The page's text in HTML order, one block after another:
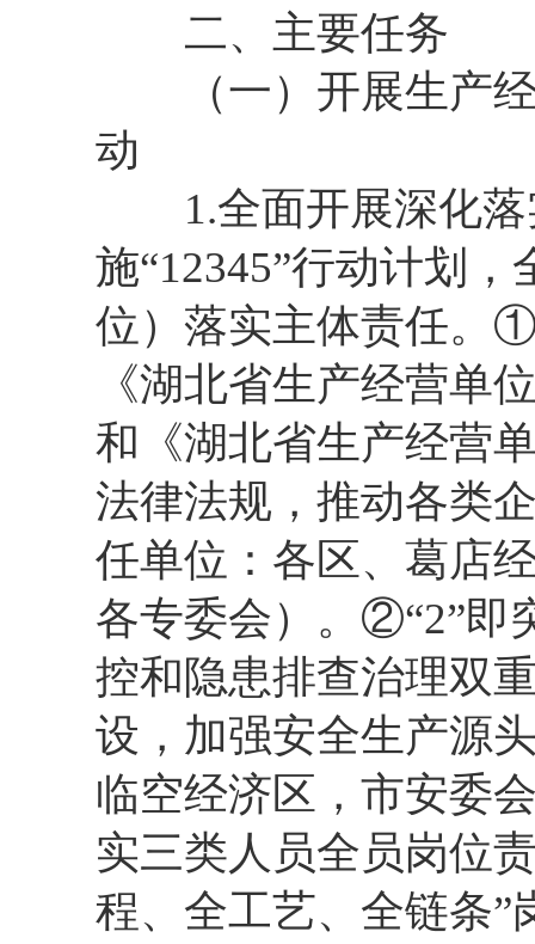
二、主要任务
（一）开展生产经
动
1.全面开展深化落
施“12345”行动计划
位）落实主体责任。
《湖北省生产经营单
和《湖北省生产经营
法律法规，推动各类
任单位：各区、葛店
各专委会）。②“2”即
控和隐患排查治理双
设，加强安全生产源
临空经济区，市安委
实三类人员全员岗位
程、全工艺、全链条”